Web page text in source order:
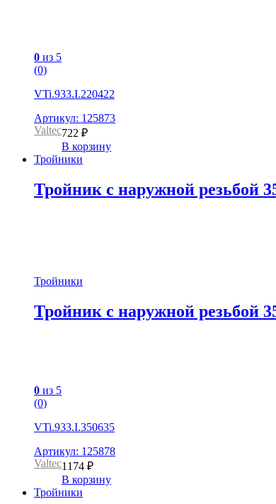
0 из 5
(0)
VTi.933.I.220422
Артикул: 125873
Valtec722 ₽
В корзину
Тройники
Тройник c наружной резьбой
Тройники
Тройник c наружной резьбой
0 из 5
(0)
VTi.933.I.350635
Артикул: 125878
Valtec1174 ₽
В корзину
Тройники